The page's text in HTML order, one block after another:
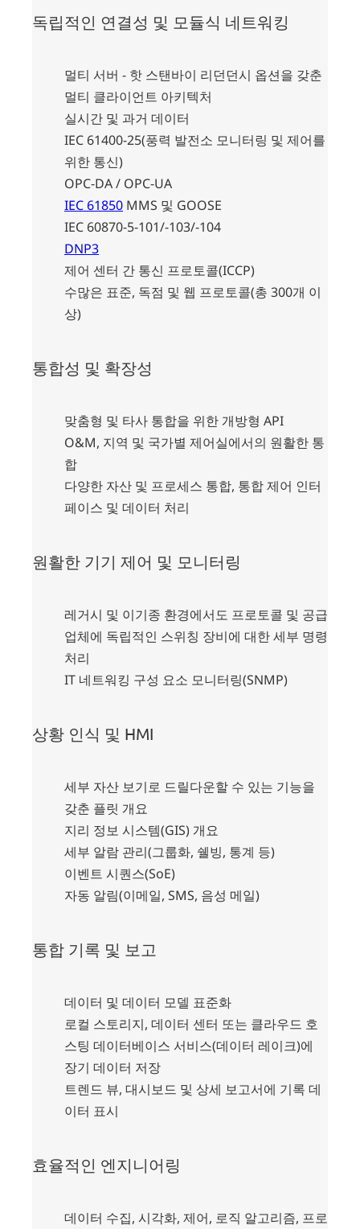
독립적인 연결성 및 모듈식 네트워킹
멀티 서버 - 핫 스탠바이 리던던시 옵션을 갖춘
멀티 클라이언트 아키텍처
실시간 및 과거 데이터
IEC 61400-25(풍력 발전소 모니터링 및 제어를
위한 통신)
OPC-DA / OPC-UA
IEC 61850 MMS 및 GOOSE
IEC 60870-5-101/-103/-104
DNP3
제어 센터 간 통신 프로토콜(ICCP)
수많은 표준, 독점 및 웹 프로토콜(총 300개 이
상)
통합성 및 확장성
맞춤형 및 타사 통합을 위한 개방형 API
O&M, 지역 및 국가별 제어실에서의 원활한 통
합
다양한 자산 및 프로세스 통합, 통합 제어 인터
페이스 및 데이터 처리
원활한 기기 제어 및 모니터링
레거시 및 이기종 환경에서도 프로토콜 및 공급
업체에 독립적인 스위칭 장비에 대한 세부 명령
처리
IT 네트워킹 구성 요소 모니터링(SNMP)
상황 인식 및 HMI
세부 자산 보기로 드릴다운할 수 있는 기능을
갖춘 플릿 개요
지리 정보 시스템(GIS) 개요
세부 알람 관리(그룹화, 쉘빙, 통계 등)
이벤트 시퀀스(SoE)
자동 알림(이메일, SMS, 음성 메일)
통합 기록 및 보고
데이터 및 데이터 모델 표준화
로컬 스토리지, 데이터 센터 또는 클라우드 호
스팅 데이터베이스 서비스(데이터 레이크)에
장기 데이터 저장
트렌드 뷰, 대시보드 및 상세 보고서에 기록 데
이터 표시
효율적인 엔지니어링
데이터 수집, 시각화, 제어, 로직 알고리즘, 프로